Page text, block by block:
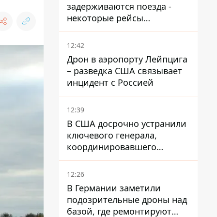
задерживаются поезда -
некоторые рейсы
опаздывают более чем на
12 часов
12:42
Дрон в аэропорту Лейпцига
– разведка США связывает
инцидент с Россией
12:39
В США досрочно устранили
ключевого генерала,
координировавшего
поддержку Украины -
причину умалчивают
12:26
В Германии заметили
подозрительные дроны над
базой, где ремонтируют